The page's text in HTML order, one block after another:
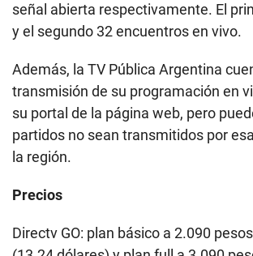
señal abierta respectivamente. El
y el segundo 32 encuentros en vivo.
Además, la TV Pública Argentina
transmisión de su programación en
su portal de la página web, pero
partidos no sean transmitidos por
la región.
Precios
Directv GO: plan básico a 2.090